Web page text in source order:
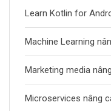
Learn Kotlin for
Machine Learning
Marketing media
Microservices nâng